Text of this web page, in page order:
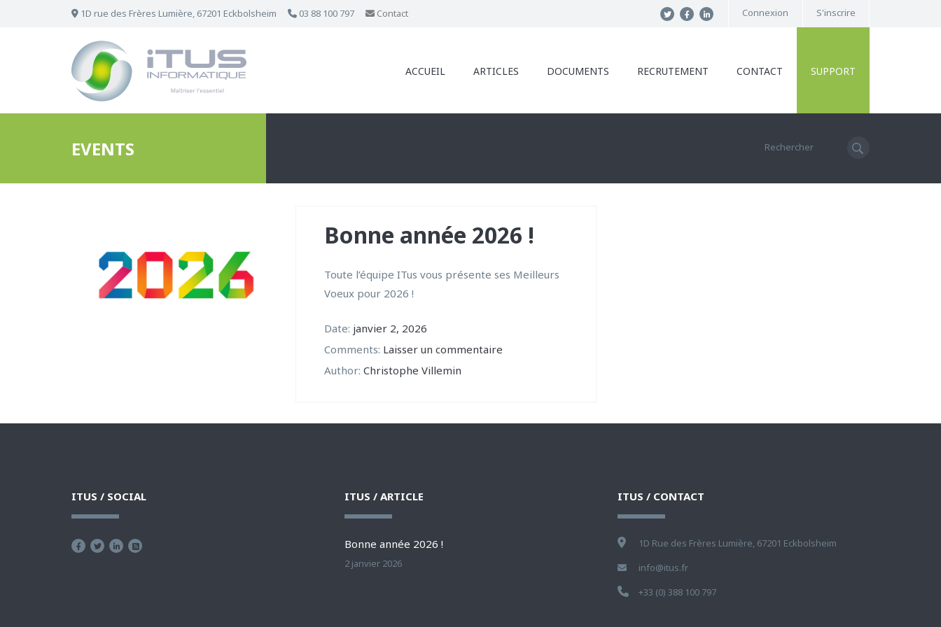
Connexion S'inscrire
1D rue des Frères Lumière, 67201 Eckbolsheim 03 88 100 797 Contact
ACCUEIL ARTICLES DOCUMENTS RECRUTEMENT CONTACT SUPPORT
EVENTS
Bonne année 2026 !
Toute l’équipe ITus vous présente ses Meilleurs
Voeux pour 2026 !
Date: janvier 2, 2026
Comments: Laisser un commentaire
Author: Christophe Villemin
ITUS / SOCIAL ITUS / ARTICLE
Bonne année 2026 !
2 janvier 2026
ITUS / CONTACT
1D Rue des Frères Lumière, 67201 Eckbolsheim
info@itus.fr
+33 (0) 388 100 797